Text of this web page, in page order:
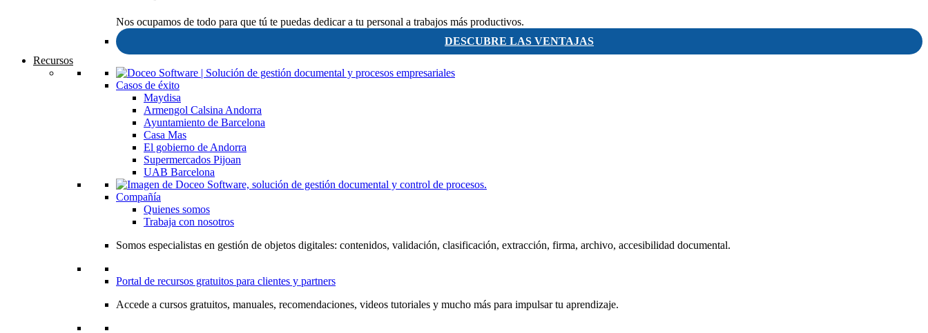
Nos ocupamos de todo para que tú te puedas dedicar a tu personal a trabajos más productivos.
DESCUBRE LAS VENTAJAS
Recursos
Casos de éxito
Maydisa
Armengol Calsina Andorra
Ayuntamiento de Barcelona
Casa Mas
El gobierno de Andorra
Supermercados Pijoan
UAB Barcelona
Compañía
Quienes somos
Trabaja con nosotros
Somos especialistas en gestión de objetos digitales: contenidos, validación, clasificación, extracción, firma, archivo, accesibilidad documental.
Portal de recursos gratuitos para clientes y partners
Accede a cursos gratuitos, manuales, recomendaciones, videos tutoriales y mucho más para impulsar tu aprendizaje.